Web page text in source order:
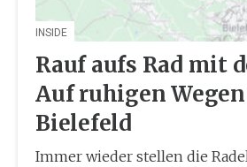
INSIDE
Rauf aufs Rad mit
Auf ruhigen
Bielefeld
Immer wieder stellen die